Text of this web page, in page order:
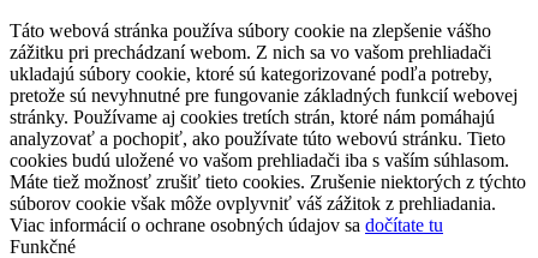
Táto webová stránka používa súbory cookie na zlepšenie vášho
zážitku pri prechádzaní webom. Z nich sa vo vašom prehliadači
ukladajú súbory cookie, ktoré sú kategorizované podľa potreby,
pretože sú nevyhnutné pre fungovanie základných funkcií webovej
stránky. Používame aj cookies tretích strán, ktoré nám pomáhajú
analyzovať a pochopiť, ako používate túto webovú stránku. Tieto
cookies budú uložené vo vašom prehliadači iba s vaším súhlasom.
Máte tiež možnosť zrušiť tieto cookies. Zrušenie niektorých z týchto
súborov cookie však môže ovplyvniť váš zážitok z prehliadania.
Viac informácií o ochrane osobných údajov sa dočítate tu
Funkčné